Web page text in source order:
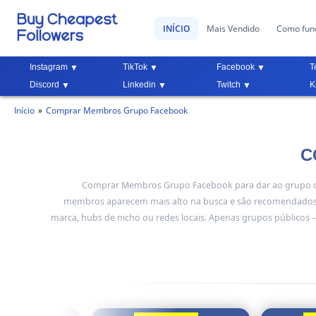
INÍCIO Mais Vendido Como
Instagram TikTok Facebook
Discord
Linkedin Twitch
Início Comprar Membros Grupo Facebook
Comprar Membros Grupo Facebook para dar ao
membros aparecem mais alto na busca e são
marca, hubs de nicho ou redes locais. Apenas grupos